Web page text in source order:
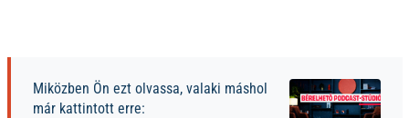
Miközben Ön ezt olvassa, valaki máshol
már kattintott erre: